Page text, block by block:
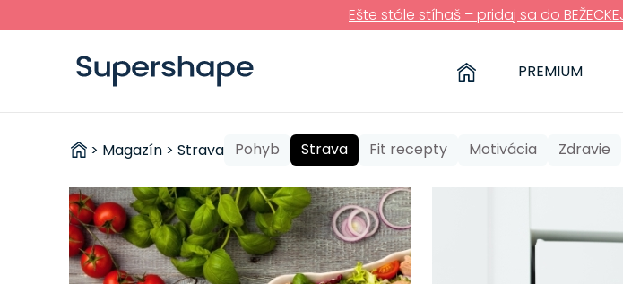
Ešte stále stíhaš – pridaj sa do
PREMIUM
ZDRAVÉ
> Magazín >Strava Pohyb Strava Fit recepty Motivácia Zdravie